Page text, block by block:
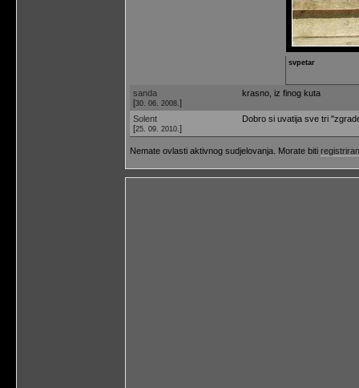
svpetar
sanda
[30. 06. 2008. ]
krasno, iz finog kuta
Solent
[25. 09. 2010. ]
Dobro si uvatija sve tri
Nemate ovlasti aktivnog sudjelovanja. Morate biti